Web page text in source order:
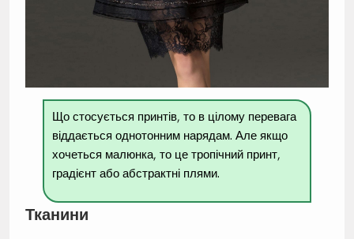
Що стосується принтів, то в цілому перевага
віддається однотонним нарядам. Але якщо
хочеться малюнка, то це тропічний принт,
градієнт або абстрактні плями.
Тканини